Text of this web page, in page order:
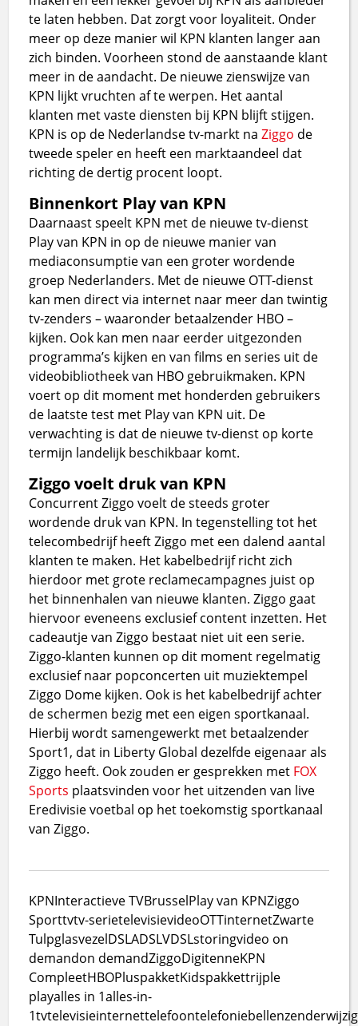
te laten hebben. Dat zorgt voor loyaliteit. Onder
meer op deze manier wil KPN klanten langer aan
zich binden. Voorheen stond de aanstaande klant
meer in de aandacht. De nieuwe zienswijze van
KPN lijkt vruchten af te werpen. Het aantal
klanten met vaste diensten bij KPN blijft stijgen.
KPN is op de Nederlandse tv-markt naZiggo de
tweede speler en heeft een marktaandeel dat
richting de dertig procent loopt.
Binnenkort Play van KPN
Daarnaast speelt KPN met de nieuwe tv-dienst
Play van KPN in op de nieuwe manier van
mediaconsumptie van een groter wordende
groep Nederlanders. Met de nieuwe OTT-dienst
kan men direct via internet naar meer dan twintig
tv-zenders – waaronder betaalzender HBO –
kijken. Ook kan men naar eerder uitgezonden
programma’s kijken en van films en series uit de
videobibliotheek van HBO gebruikmaken. KPN
voert op dit moment met honderden gebruikers
de laatste test met Play van KPN uit. De
verwachting is dat de nieuwe tv-dienst op korte
termijn landelijk beschikbaar komt.
Ziggo voelt druk van KPN
Concurrent Ziggo voelt de steeds groter
wordende druk van KPN. In tegenstelling tot het
telecombedrijf heeft Ziggo met een dalend aantal
klanten te maken. Het kabelbedrijf richt zich
hierdoor met grote reclamecampagnes juist op
het binnenhalen van nieuwe klanten. Ziggo gaat
hiervoor eveneens exclusief content inzetten. Het
cadeautje van Ziggo bestaat niet uit een serie.
Ziggo-klanten kunnen op dit moment regelmatig
exclusief naar popconcerten uit muziektempel
Ziggo Dome kijken. Ook is het kabelbedrijf achter
de schermen bezig met een eigen sportkanaal.
Hierbij wordt samengewerkt met betaalzender
Sport1, dat in Liberty Global dezelfde eigenaar als
Ziggo heeft. Ook zouden er gesprekken met FOX
Sports plaatsvinden voor het uitzenden van live
Eredivisie voetbal op het toekomstig sportkanaal
van Ziggo.
KPNInteractieve TVBrusselPlay van KPNZiggo
Sporttvtv-serietelevisievideoOTTinternetZwarte
TulpglasvezelDSLADSLVDSLstoringvideo on
demandon demandZiggoDigitenneKPN
CompleetHBOPluspakketKidspakkettrijple
playalles in 1alles-in-
1tvtelevisieinternettelefoontelefoniebellen